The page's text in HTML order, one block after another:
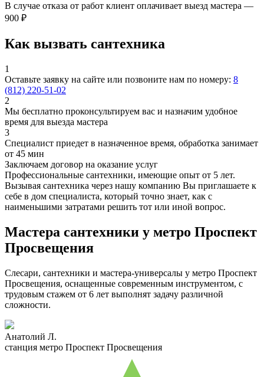
В случае отказа от работ клиент оплачивает выезд мастера —
900 ₽
Как вызвать сантехника
1
Оставьте заявку на сайте или позвоните нам по номеру: 8
(812) 220-51-02
2
Мы бесплатно проконсультируем вас и назначим удобное
время для выезда мастера
3
Специалист приедет в назначенное время, обработка занимает
от 45 мин
Заключаем договор на оказание услуг
Профессиональные сантехники, имеющие опыт от 5 лет.
Вызывая сантехника через нашу компанию Вы приглашаете к
себе в дом специалиста, который точно знает, как с
наименьшими затратами решить тот или иной вопрос.
Мастера сантехники у метро Проспект
Просвещения
Слесари, сантехники и мастера-универсалы у метро Проспект
Просвещения, оснащенные современным инструментом, с
трудовым стажем от 6 лет выполнят задачу различной
сложности.
Анатолий Л.
станция метро Проспект Просвещения